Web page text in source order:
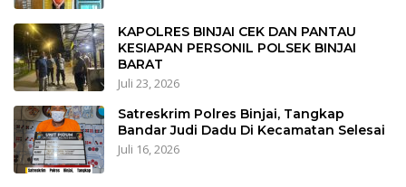
KAPOLRES BINJAI CEK DAN PANTAU
KESIAPAN PERSONIL POLSEK BINJAI
BARAT
Juli 23, 2026
Satreskrim Polres Binjai, Tangkap
Bandar Judi Dadu Di Kecamatan Selesai
Juli 16, 2026